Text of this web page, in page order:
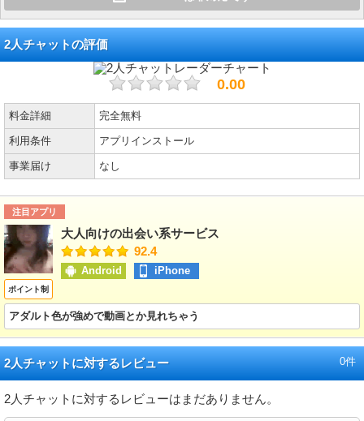
2人チャットの評価
0.00
料金詳細 完全無料
利用条件 アプリインストール
事業届け なし
注目アプリ
ポイント制
大人向けの出会い系サービス
92.4
Android iPhone
アダルト色が強めで動画とか見れちゃう
2人チャットに対するレビュー 0件
2人チャットに対するレビューはまだありません。